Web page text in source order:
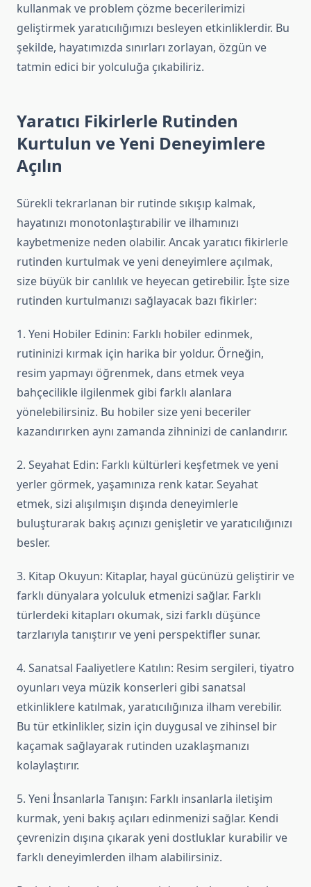
kullanmak ve problem çözme becerilerimizi
geliştirmek yaratıcılığımızı besleyen etkinliklerdir. Bu
şekilde, hayatımızda sınırları zorlayan, özgün ve
tatmin edici bir yolculuğa çıkabiliriz.
Yaratıcı Fikirlerle Rutinden
Kurtulun ve Yeni Deneyimlere
Açılın
Sürekli tekrarlanan bir rutinde sıkışıp kalmak,
hayatınızı monotonlaştırabilir ve ilhamınızı
kaybetmenize neden olabilir. Ancak yaratıcı fikirlerle
rutinden kurtulmak ve yeni deneyimlere açılmak,
size büyük bir canlılık ve heyecan getirebilir. İşte size
rutinden kurtulmanızı sağlayacak bazı fikirler:
1. Yeni Hobiler Edinin: Farklı hobiler edinmek,
rutininizi kırmak için harika bir yoldur. Örneğin,
resim yapmayı öğrenmek, dans etmek veya
bahçecilikle ilgilenmek gibi farklı alanlara
yönelebilirsiniz. Bu hobiler size yeni beceriler
kazandırırken aynı zamanda zihninizi de canlandırır.
2. Seyahat Edin: Farklı kültürleri keşfetmek ve yeni
yerler görmek, yaşamınıza renk katar. Seyahat
etmek, sizi alışılmışın dışında deneyimlerle
buluşturarak bakış açınızı genişletir ve yaratıcılığınızı
besler.
3. Kitap Okuyun: Kitaplar, hayal gücünüzü geliştirir ve
farklı dünyalara yolculuk etmenizi sağlar. Farklı
türlerdeki kitapları okumak, sizi farklı düşünce
tarzlarıyla tanıştırır ve yeni perspektifler sunar.
4. Sanatsal Faaliyetlere Katılın: Resim sergileri, tiyatro
oyunları veya müzik konserleri gibi sanatsal
etkinliklere katılmak, yaratıcılığınıza ilham verebilir.
Bu tür etkinlikler, sizin için duygusal ve zihinsel bir
kaçamak sağlayarak rutinden uzaklaşmanızı
kolaylaştırır.
5. Yeni İnsanlarla Tanışın: Farklı insanlarla iletişim
kurmak, yeni bakış açıları edinmenizi sağlar. Kendi
çevrenizin dışına çıkarak yeni dostluklar kurabilir ve
farklı deneyimlerden ilham alabilirsiniz.